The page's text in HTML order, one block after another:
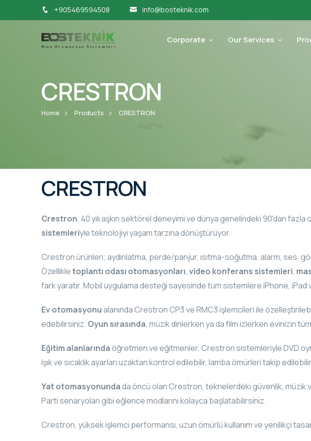
+905469594508 info@bosteknik.com
Corporate Our Services
CRESTRON
Home Products CRESTRON
CRESTRON
Crestron, 40 yılı aşkın sektörel deneyimi ve dünya genelindeki 90'dan
sistemleriyle teknolojiyi yaşam tarzına dönüştürüyor.
Crestron ürünleri; aydınlatma, perde/panjur, ısıtma-soğutma, alarm, ses,
Özellikletoplantı odası otomasyonları, video konferans sistemleri,
fark yaratır. Mobil uygulama desteği sayesinde tüm sistemlere iPhone, iPad
Ev otomasyonualanında Crestron CP3 ve RMC3 işlemcileri ile
edebilirsiniz. Oyun sırasında, müzik dinlerken ya da film izlerken evinizin
Eğitim alanlarındaöğretmen ve eğitmenler, Crestron sistemleriyle DVD
Işık ve sıcaklık ayarları uzaktan kontrol edilebilir, lamba ömürleri takip
Yat otomasyonundada öncü olan Crestron, teknelerdeki güvenlik, müzik
Parti senaryoları gibi eğlence modlarını kolayca başlatabilirsiniz.
Crestron, yüksek işlemci performansı, uzun ömürlü kullanım ve yenilikçi